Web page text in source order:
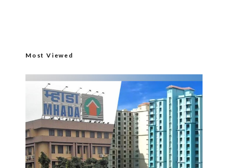
Most Viewed